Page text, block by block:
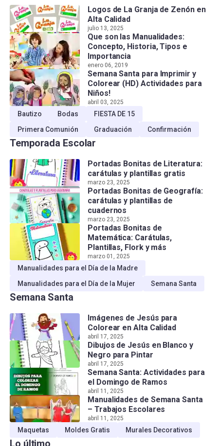
Logos de La Granja de Zenón en
Alta Calidad
julio 13, 2025
Que son las Manualidades:
Concepto, Historia, Tipos e
Importancia
enero 06, 2019
Semana Santa para Imprimir y
Colorear (HD) Actividades para
Niños!
abril 03, 2025
Bautizo Bodas
FIESTA DE 15
Primera Comunión
Graduación Confirmación
Temporada Escolar
Portadas Bonitas de Literatura:
carátulas y plantillas gratis
marzo 23, 2025
Portadas Bonitas de Geografía:
carátulas y plantillas de
cuadernos
marzo 23, 2025
Portadas Bonitas de
Matemática: Carátulas,
Plantillas, Flork y más
marzo 01, 2025
Manualidades para el Día de la Madre
Manualidades para el Día de la Mujer
Semana Santa
Semana Santa
Imágenes de Jesús para
Colorear en Alta Calidad
abril 17, 2025
Dibujos de Jesús en Blanco y
Negro para Pintar
abril 17, 2025
Semana Santa: Actividades para
el Domingo de Ramos
abril 11, 2025
Manualidades de Semana Santa
– Trabajos Escolares
abril 11, 2025
Maquetas Moldes Gratis Murales Decorativos